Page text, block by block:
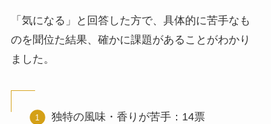
「気になる」と回答した方で、具体的に苦手なも
のを聞位た結果、確かに課題があることがわかり
ました。
独特の風味・香りが苦手：14票